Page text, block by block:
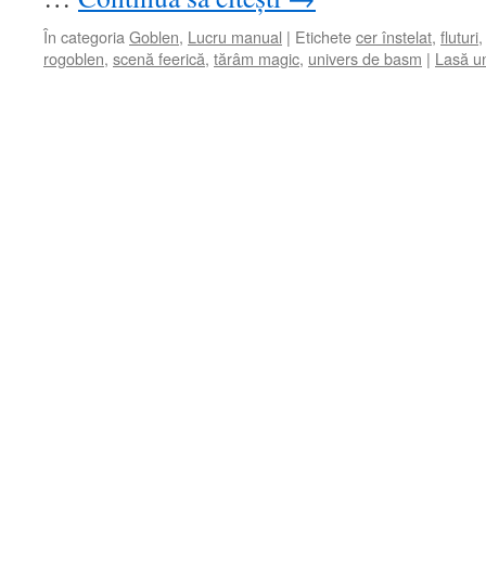
În categoria Goblen, Lucru manual | Etichetecer înstelat, fluturi,
rogoblen, scenă feerică, tărâm magic, univers de basm | Lasă